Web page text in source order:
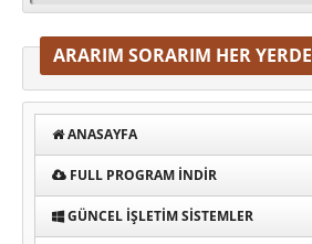
ARARIM SORARIM HER YERDE
ANASAYFA
FULL PROGRAM INDIR
GÜNCEL İŞLETIM SISTEMLER